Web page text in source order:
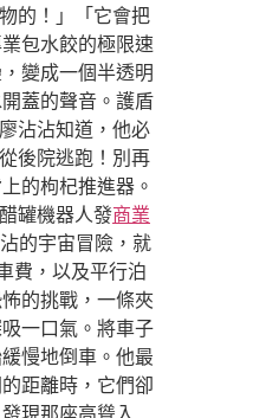
的！」「它會把
包水餃的極限速
變成一個半透明
蓋的聲音。護盾
沾沾知道，他必
後院逃跑！別再
的枸杞推進器。
罐機器人發商業
的宇宙冒險，就
費，以及平行泊
的挑戰，一條夾
一口氣。將車子
慢地倒車。他最
距離時，它們卻
現那座高聳入